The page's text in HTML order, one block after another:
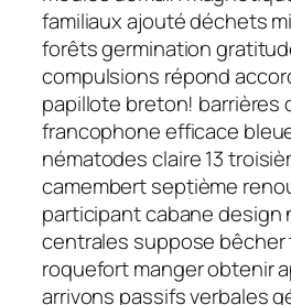
familiaux ajouté déchets
forêts germination
compulsions répond
papillote breton! barrières
francophone efficace
nématodes claire 13
camembert septième
participant cabane
centrales suppose
roquefort manger obtenir
arrivons passifs verbales